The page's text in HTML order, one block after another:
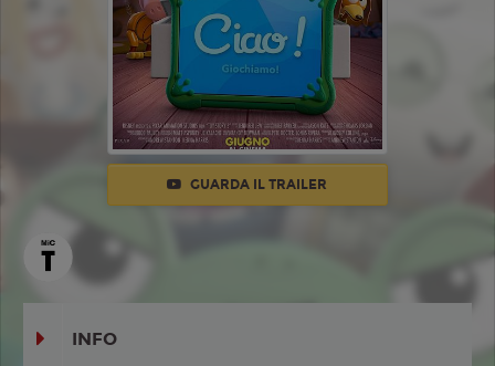
GUARDA IL TRAILER
INFO